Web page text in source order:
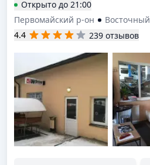
Открыто до 21:00
Первомайский р-он
Восточный
4.4
239 отзывов